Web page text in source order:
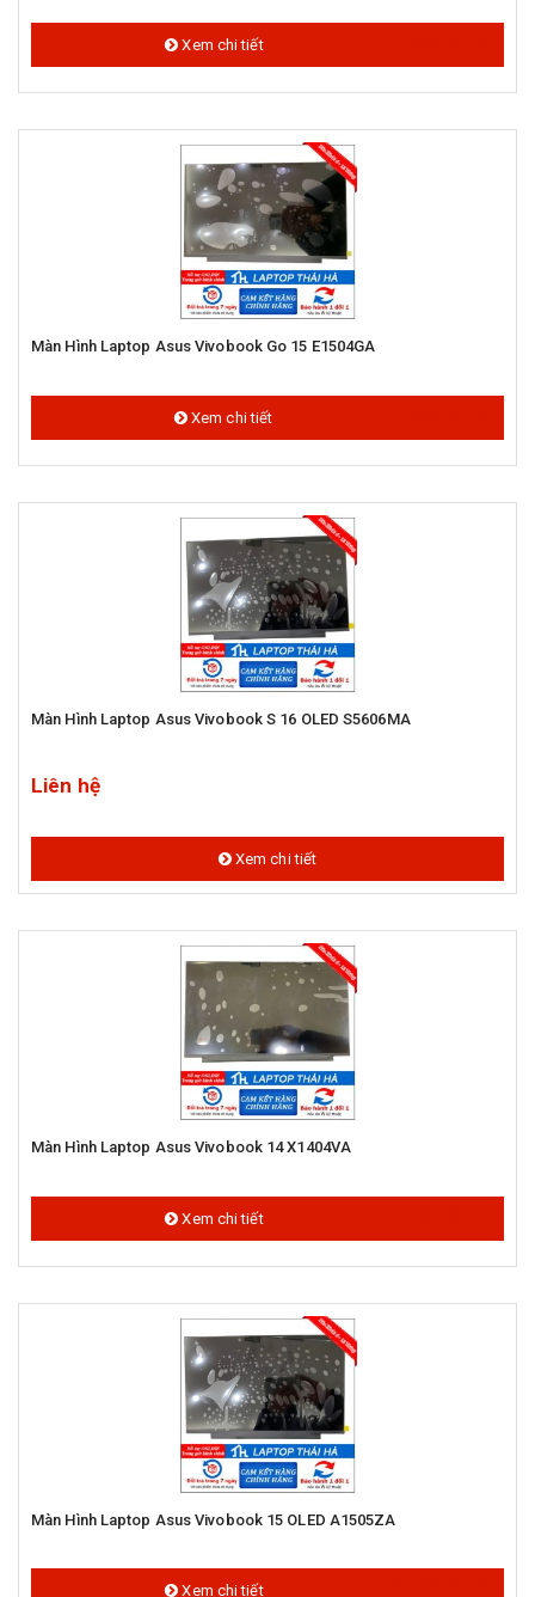
Xem chi tiết
Màn Hình Laptop Asus Vivobook Go 15 E1504GA
Xem chi tiết
Màn Hình Laptop Asus Vivobook S 16 OLED S5606MA
Liên hệ
Xem chi tiết
Màn Hình Laptop Asus Vivobook 14 X1404VA
Xem chi tiết
Màn Hình Laptop Asus Vivobook 15 OLED A1505ZA
Xem chi tiết